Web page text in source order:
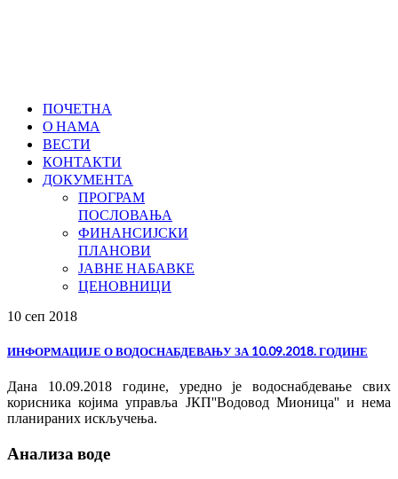
ПОЧЕТНА
О НАМА
ВЕСТИ
КОНТАКТИ
ДОКУМЕНТА
ПРОГРАМ
ПОСЛОВАЊА
ФИНАНСИЈСКИ
ПЛАНОВИ
ЈАВНЕ НАБАВКЕ
ЦЕНОВНИЦИ
10 сеп 2018
ИНФОРМАЦИЈЕ О ВОДОСНАБДЕВАЊУ ЗА 10.09.2018. ГОДИНЕ
Дана 10.09.2018 године, уредно је водоснабдевање свих
корисника којима управља ЈКП''Водовод Мионица'' и нема
планираних искључења.
Анализа воде